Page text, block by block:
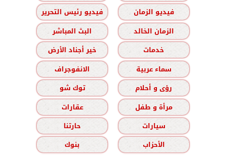
فيديو الزمان
فيديو رئيس التحرير
الزمان الخالد
البث المباشر
خدمات
خير أجناد الأرض
سماء عربية
الانفوجراف
رؤى و أحلام
توك شو
مرأة و طفل
عقارات
سيارات
حارتنا
الأحزاب
بنوك